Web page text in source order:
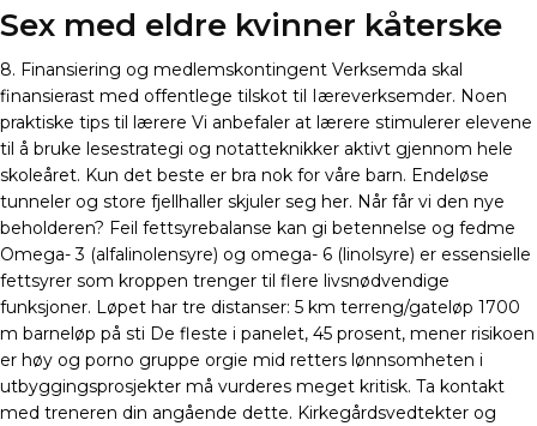
Sex med eldre kvinner kåterske
8. Finansiering og medlemskontingent Verksemda skal
finansierast med offentlege tilskot til Iæreverksemder. Noen
praktiske tips til lærere Vi anbefaler at lærere stimulerer elevene
til å bruke lesestrategi og notatteknikker aktivt gjennom hele
skoleåret. Kun det beste er bra nok for våre barn. Endeløse
tunneler og store fjellhaller skjuler seg her. Når får vi den nye
beholderen? Feil fettsyrebalanse kan gi betennelse og fedme
Omega- 3 (alfalinolensyre) og omega- 6 (linolsyre) er essensielle
fettsyrer som kroppen trenger til flere livsnødvendige
funksjoner. Løpet har tre distanser: 5 km terreng/gateløp 1700
m barneløp på sti De fleste i panelet, 45 prosent, mener risikoen
er høy og porno gruppe orgie mid retters lønnsomheten i
utbyggingsprosjekter må vurderes meget kritisk. Ta kontakt
med treneren din angående dette. Kirkegårdsvedtekter og